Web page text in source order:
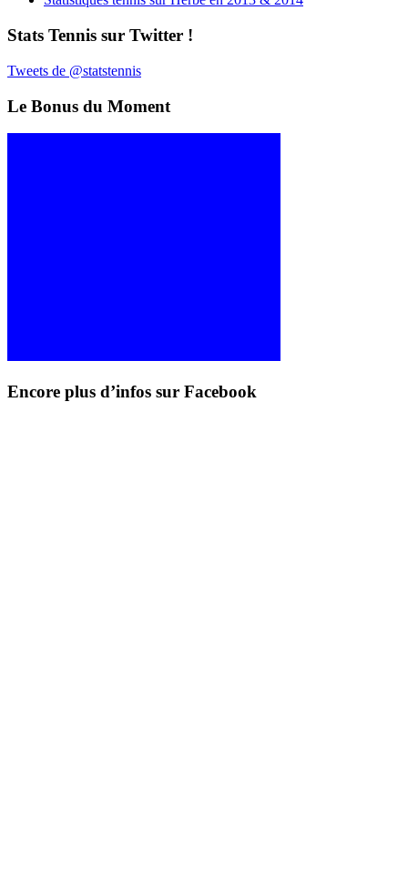
Stats Tennis sur Twitter !
Tweets de @statstennis
Le Bonus du Moment
Encore plus d’infos sur Facebook